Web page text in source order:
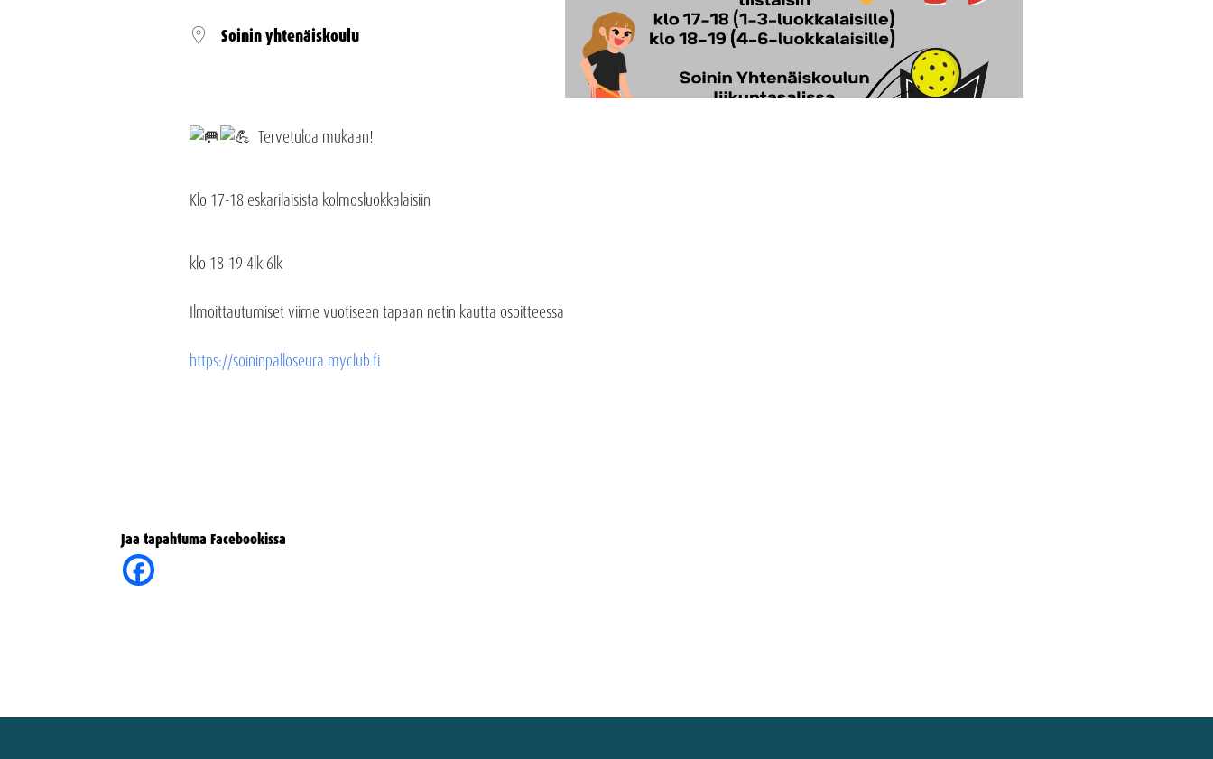
Soinin yhtenäiskoulu
Tervetuloa mukaan!
Klo 17-18 eskarilaisista kolmosluokkalaisiin
klo 18-19 4lk-6lk
Ilmoittautumiset viime vuotiseen tapaan netin kautta osoitteessa
https://soininpalloseura.myclub.fi
Jaa tapahtuma Facebookissa